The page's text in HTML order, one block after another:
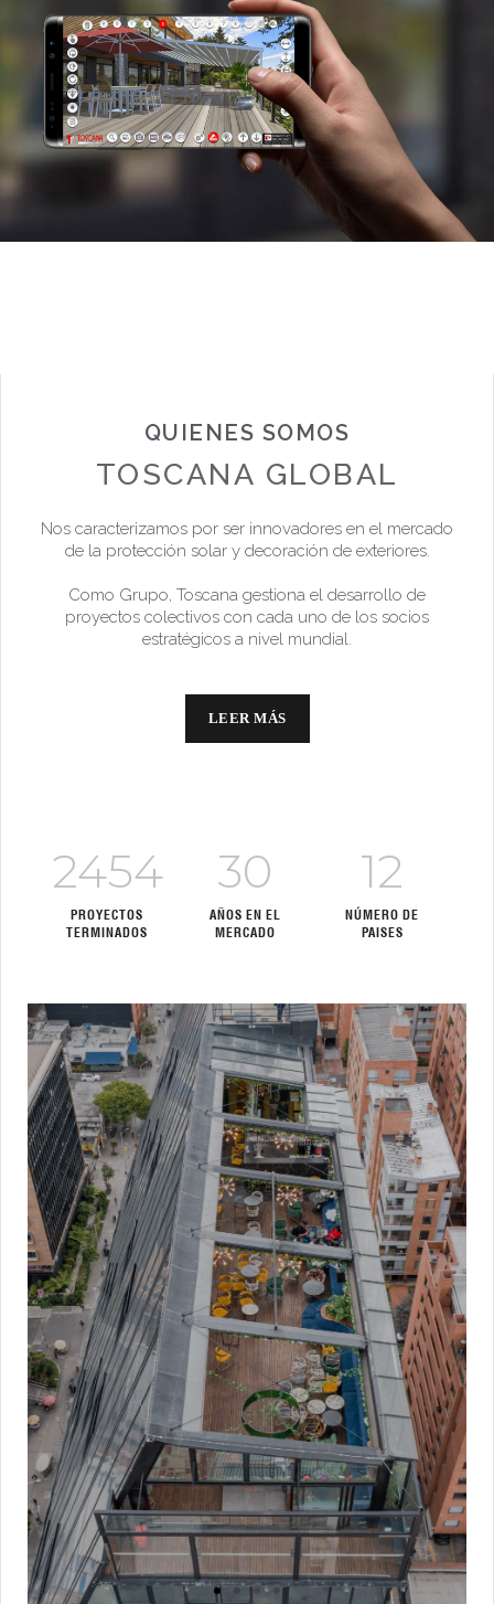
QUIENES SOMOS
TOSCANA GLOBAL
Nos caracterizamos por ser innovadores en el mercado
de la protección solar y decoración de exteriores.
Como Grupo, Toscana gestiona el desarrollo de
proyectos colectivos con cada uno de los socios
estratégicos a nivel mundial.
LEER MÁS
2454
PROYECTOS
TERMINADOS
30
AÑOS EN EL
MERCADO
12
NÚMERO DE
PAISES